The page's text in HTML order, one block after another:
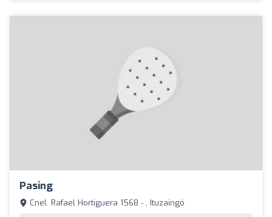
Pasing
Cnel. Rafael Hortiguera 1568 - , Ituzaingó